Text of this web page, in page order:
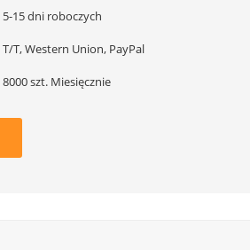
5-15 dni roboczych
T/T, Western Union, PayPal
8000 szt. Miesięcznie